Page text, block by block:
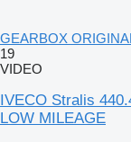
GEARBOX
19
VIDEO
IVECO Stralis
LOW MILEAGE